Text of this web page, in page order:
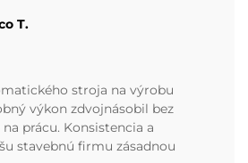
T.
stroja na výrobu
výkon zdvojnásobil bez
prácu. Konsistencia a
stavebnú firmu zásadnou